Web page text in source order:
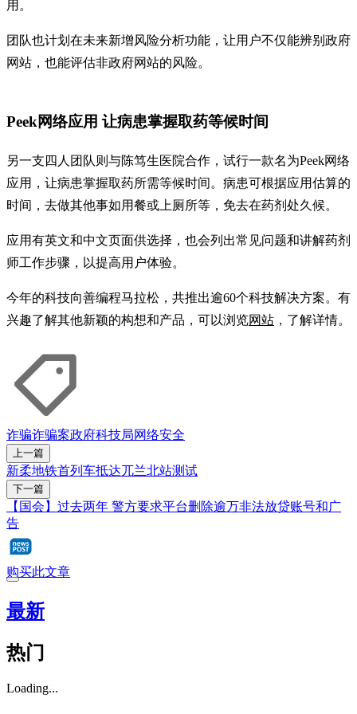
用。
团队也计划在未来新增风险分析功能，让用户不仅能辨别政府
网站，也能评估非政府网站的风险。
Peek网络应用 让病患掌握取药等候时间
另一支四人团队则与陈笃生医院合作，试行一款名为Peek网络
应用，让病患掌握取药所需等候时间。病患可根据应用估算的
时间，去做其他事如用餐或上厕所等，免去在药剂处久候。
应用有英文和中文页面供选择，也会列出常见问题和讲解药剂
师工作步骤，以提高用户体验。
今年的科技向善编程马拉松，共推出逾60个科技解决方案。有
兴趣了解其他新颖的构想和产品，可以浏览网站 ，了解详情。
诈骗诈骗案政府科技局网络安全
上一篇
新柔地铁首列车抵达兀兰北站测试
下一篇
【国会】过去两年 警方要求平台删除逾万非法放贷账号和广
告
购买此文章
最新
热门
Loading...